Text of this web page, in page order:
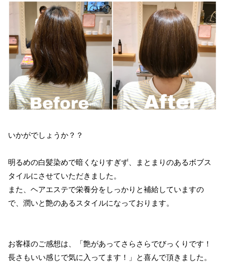
いかがでしょうか？？
明るめの白髪染めで暗くなりすぎず、まとまりのあるボブス
タイルにさせていただきました。
また、ヘアエステで栄養分をしっかりと補給していますの
で、潤いと艶のあるスタイルになっております。
お客様のご感想は、「艶があってさらさらでびっくりです！
長さもいい感じで気に入ってます！」と喜んで頂きました。